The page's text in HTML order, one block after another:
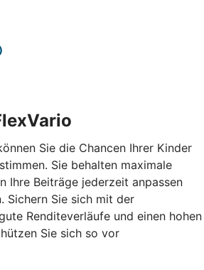
Sie die Chancen Ihrer Kinder
Sie behalten maximale
Ihre Beiträge jederzeit anpassen
Sichern Sie sich mit der
Renditeverläufe und einen hohen
Sie sich so vor